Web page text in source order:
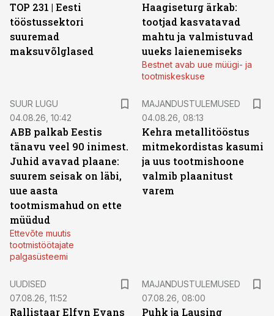
TOP 231 | Eesti
tööstussektori
suuremad
maksuvõlglased
Haagiseturg ärkab:
tootjad kasvatavad
mahtu ja valmistuvad
uueks laienemiseks
Bestnet avab uue müügi- ja
tootmiskeskuse
SUUR LUGU
04.08.26, 10:42
ABB palkab Eestis
tänavu veel 90 inimest.
Juhid avavad plaane:
suurem seisak on läbi,
uue aasta
tootmismahud on ette
müüdud
Ettevõte muutis
tootmistöötajate
palgasüsteemi
MAJANDUSTULEMUSED
04.08.26, 08:13
Kehra metallitööstus
mitmekordistas kasumi
ja uus tootmishoone
valmib plaanitust
varem
UUDISED
07.08.26, 11:52
Rallistaar Elfyn Evans
MAJANDUSTULEMUSED
07.08.26, 08:00
Puhk ja Lausing